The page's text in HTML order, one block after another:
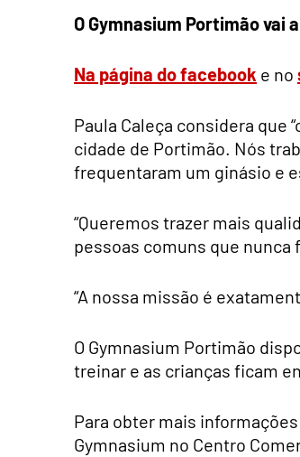
O Gymnasium Portimão
Na página do facebook e no
Paula Caleça considera que
cidade de Portimão. Nós
frequentaram um ginásio e
“Queremos trazer mais
pessoas comuns que nunca
“A nossa missão é
O Gymnasium Portimão
treinar e as crianças ficam
Para obter mais
Gymnasium no Centro